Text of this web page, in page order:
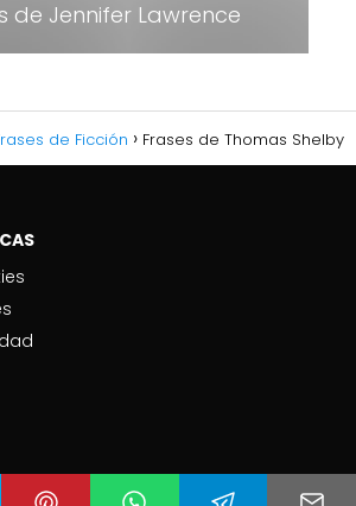
de Jennifer Lawrence
de Ficción Frases de Thomas Shelby